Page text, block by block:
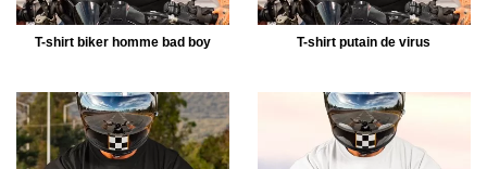
T-shirt biker homme bad boy T-shirt putain de virus